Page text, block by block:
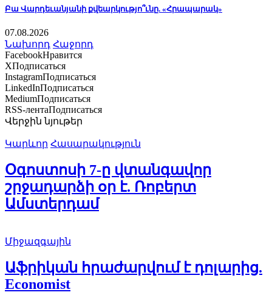
Բա Վարդեւանյանի քվեարկությո՞ւնը. «Հրապարակ»
07.08.2026
Նախորդ Հաջորդ
FacebookНравится
XПодписаться
InstagramПодписаться
LinkedInПодписаться
MediumПодписаться
RSS-лентаПодписаться
Վերջին նյութեր
Կարևոր Հասարակություն
Օգոստոսի 7-ը վտանգավոր
շրջադարձի օր է. Ռոբերտ
Ամստերդամ
Միջազգային
Աֆրիկան ​​հրաժարվում է դոլարից.
Economist